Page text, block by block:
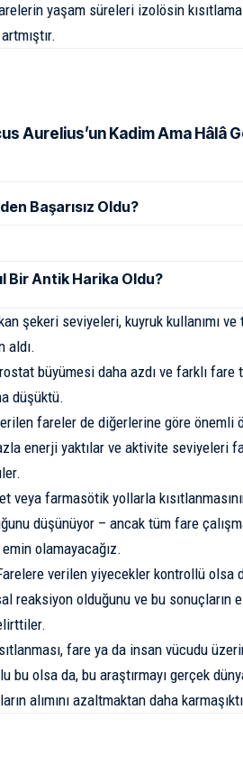
yaşam süreleri izolösin
Aurelius’un Kadim Ama Hâlâ
Başarısız Oldu?
Bir Antik Harika Oldu?
şekeri seviyeleri, kuyruk kullanımı
aldı.
büyümesi daha azdı ve farklı fare
düşüktü.
fareler de diğerlerine göre önemli
enerji yaktılar ve aktivite seviyeleri
veya farmasötik yollarla
düşünüyor – ancak tüm fare
olamayacağız.
verilen yiyecekler kontrollü olsa
reaksiyon olduğunu ve bu sonuçların
fare ya da insan vücudu
bu olsa da, bu araştırmayı gerçek
alımını azaltmaktan daha